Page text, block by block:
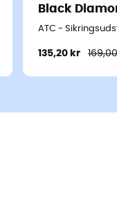
Black
ATC -
135,20 kr